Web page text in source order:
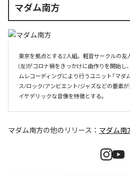
マダム南方
東京を拠点とする2人組。軽音サークルの友
(左)がコロナ禍をきっかけに曲作りを開始し
ムレコーディングにより行うユニット「マダ
ス/ロック/アンビエント/ジャズなどの要素
イケデリックな音像を特徴とする。
マダム南方の他のリリース： マダム南